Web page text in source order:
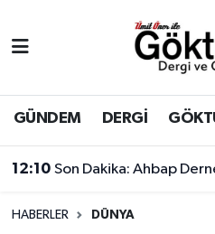
GÜNDEM DERGİ
12:10 Son Dakika: Ahbap
HABERLER DÜNYA
BİLİM
DERGİ
DÜNYA
Eyüpsultan Hava
Eyüpsultan Trafik
Süper Lig Puan Durumu
Tüm Manşetler